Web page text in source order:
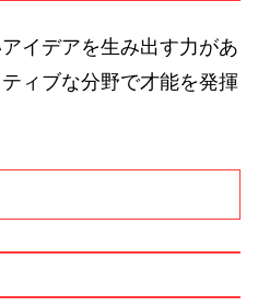
イデアを生み出す力があ
ィブな分野で才能を発揮